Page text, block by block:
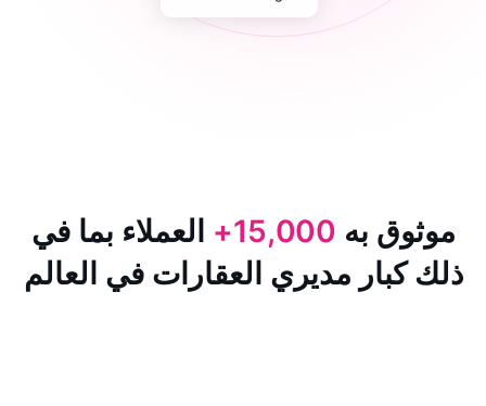
به15,000+ العملاء بما في
مديري العقارات في العالم